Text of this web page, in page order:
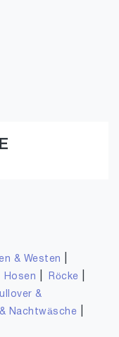
& Westen
Hosen Röcke
&
Nachtwäsche